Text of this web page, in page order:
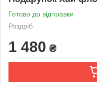
Готово до відправки
Роздріб
1 480 ₴